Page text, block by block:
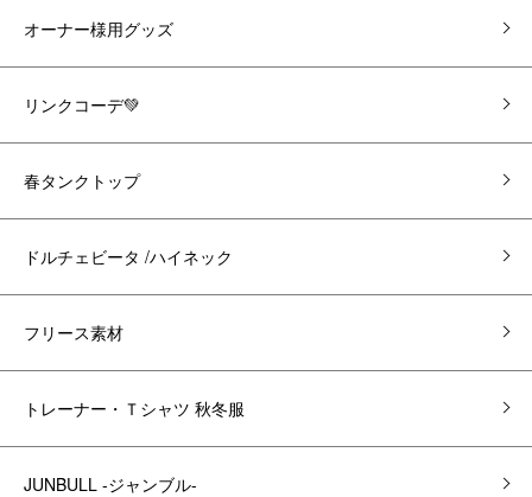
オーナー様用グッズ
リンクコーデ💚
春タンクトップ
ドルチェビータ /ハイネック
フリース素材
トレーナー・Ｔシャツ 秋冬服
JUNBULL -ジャンブル-